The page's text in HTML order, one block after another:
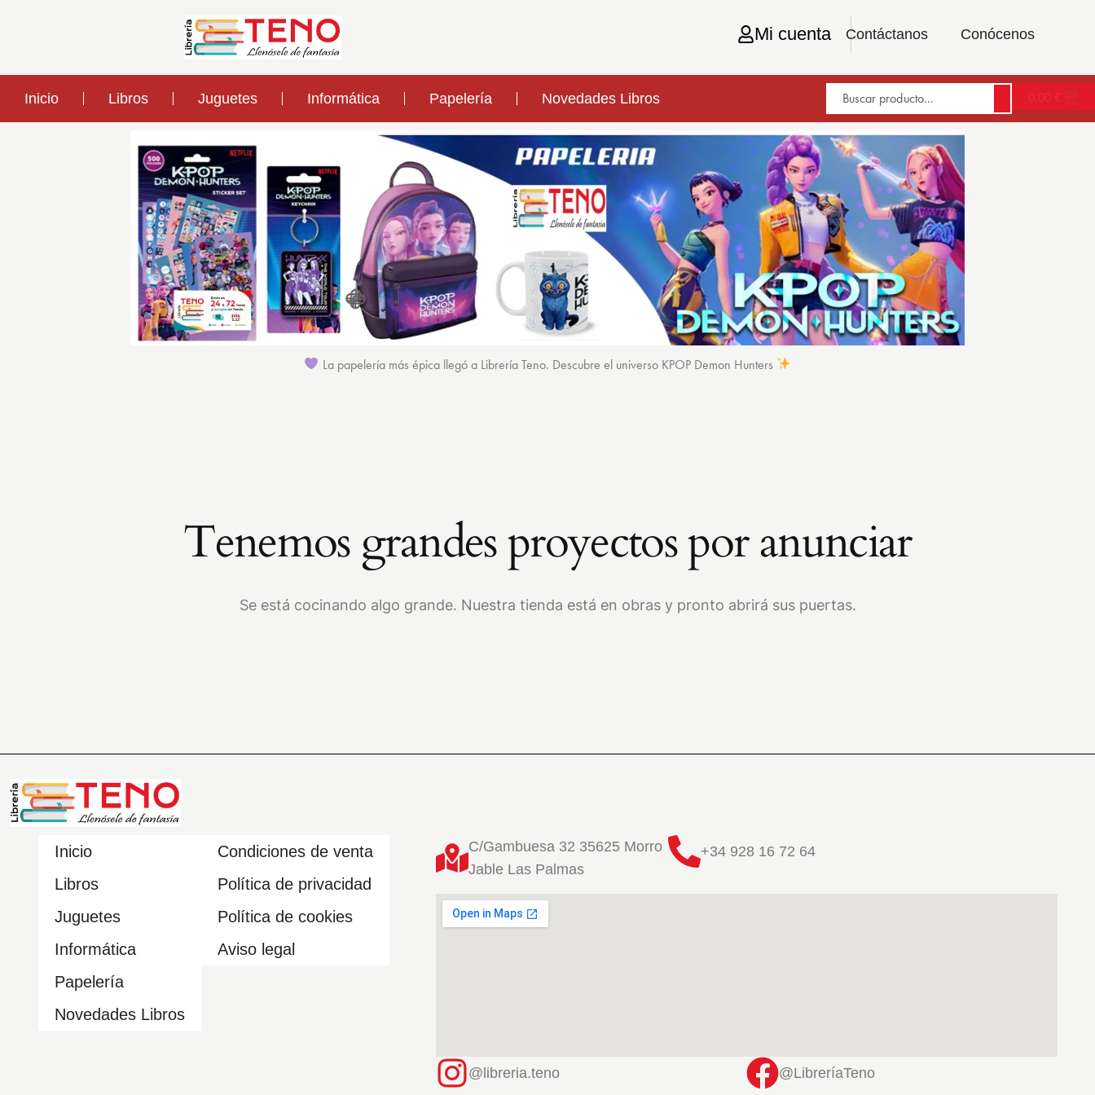
Contáctanos Conócenos
Mi cuenta
Inicio Libros Juguetes Informática Papelería Novedades Libros 0,00 €
La papelería más épica llegó a Librería Teno. Descubre el universo KPOP Demon Hunters
Tenemos grandes proyectos por anunciar
Se está cocinando algo grande. Nuestra tienda está en obras y pronto abrirá sus puertas.
Inicio
Libros
Juguetes
Informática
Papelería
Novedades Libros
Condiciones de venta
Política de privacidad
Política de cookies
Aviso legal
C/Gambuesa 32 35625 Morro
Jable Las Palmas
+34 928 16 72 64
@libreria.teno @LibreríaTeno